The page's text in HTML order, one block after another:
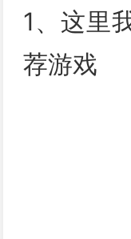
1、这里
荐游戏